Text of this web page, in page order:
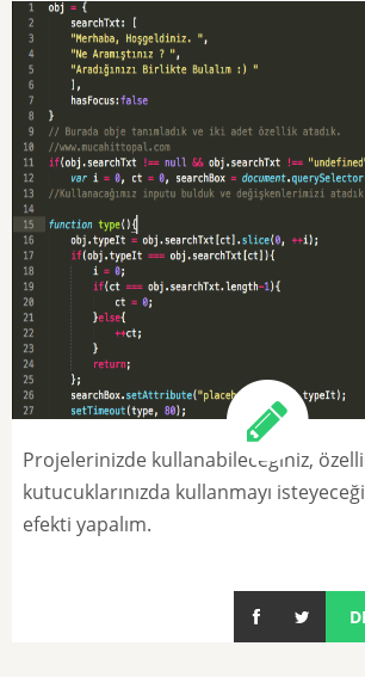
Projelerinizde kullanabileceğiniz,
kutucuklarınızda kullanmayı
efekti yapalım.